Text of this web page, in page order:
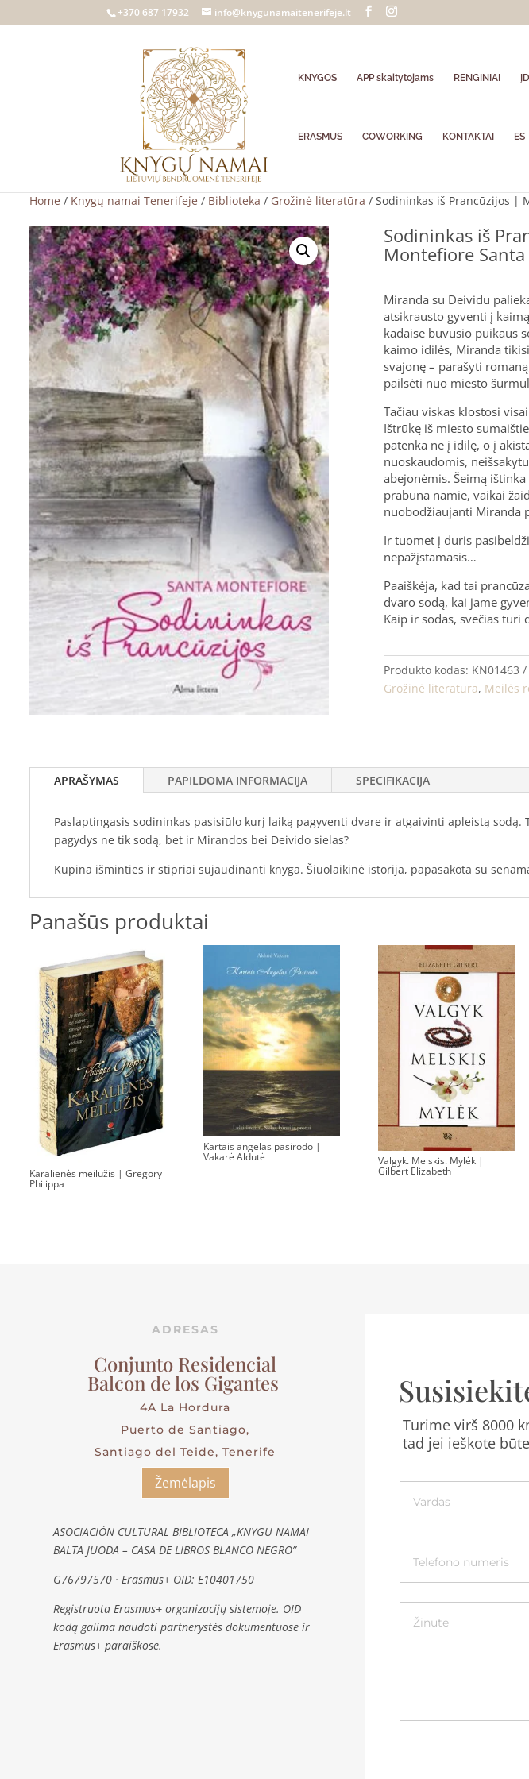
+370 687 17932 info@knygunamaitenerifeje.lt
KNYGOS APP skaitytojams RENGINIAI
ERASMUS COWORKING KONTAKTAI ES
Home / Knygų namai Tenerifeje / Biblioteka / Grožinė literatūra / Sodininkas iš Prancūzijos |
Sodininkas iš
Montefiore Santa
Miranda su Deividu
atsikrausto gyventi į
kadaise buvusio puikaus
kaimo idilės, Miranda
svajonę – parašyti
pailsėti nuo miesto
Tačiau viskas klostosi
Ištrūkę iš miesto
patenka ne į idilę, o į
nuoskaudomis,
abejonėmis. Šeimą
prabūna namie, vaikai
nuobodžiaujanti Miranda
Ir tuomet į duris
nepažįstamasis…
Paaiškėja, kad tai
dvaro sodą, kai jame
Kaip ir sodas, svečias turi
Produkto kodas: KN01463
Grožinė literatūra, Meilės
APRAŠYMAS PAPILDOMA INFORMACIJA SPECIFIKACIJA
Paslaptingasis sodininkas pasisiūlo kurį laiką pagyventi dvare ir atgaivinti apleistą
pagydys ne tik sodą, bet ir Mirandos bei Deivido sielas?
Kupina išminties ir stipriai sujaudinanti knyga. Šiuolaikinė istorija, papasakota su
Panašūs produktai
Karalienės meilužis | Gregory
Philippa
Kartais angelas pasirodo |
Vakarė Aldutė Valgyk. Melskis. Mylėk |
Gilbert Elizabeth
ADRESAS
Conjunto Residencial
Balcon de los Gigantes
4A La Hordura
Puerto de Santiago,
Santiago del Teide, Tenerife
Žemėlapis
ASOCIACIÓN CULTURAL BIBLIOTECA „KNYGU NAMAI
BALTA JUODA – CASA DE LIBROS BLANCO NEGRO”
G76797570 · Erasmus+ OID: E10401750
Registruota Erasmus+ organizacijų sistemoje. OID
kodą galima naudoti partnerystės dokumentuose ir
Erasmus+ paraiškose.
Turime virš 8000
tad jei ieškote